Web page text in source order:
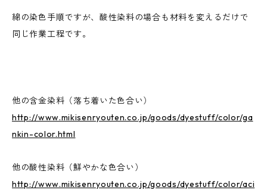
綿の染色手順ですが、酸性染料の場合も材料を変えるだけで
同じ作業工程です。
他の含金染料（落ち着いた色合い）
http://www.mikisenryouten.co.jp/goods/dyestuff/color/ga
nkin-color.html
他の酸性染料（鮮やかな色合い）
http://www.mikisenryouten.co.jp/goods/dyestuff/color/aci